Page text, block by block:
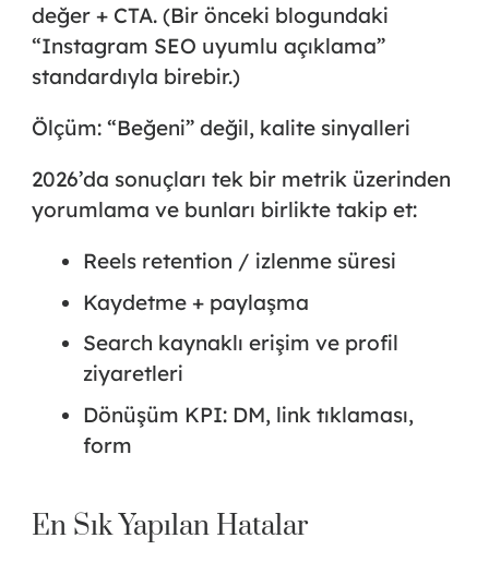
değer + CTA. (Bir önceki blogundaki
“Instagram SEO uyumlu açıklama”
standardıyla birebir.)
Ölçüm: “Beğeni” değil, kalite sinyalleri
2026’da sonuçları tek bir metrik üzerinden
yorumlama ve bunları birlikte takip et:
Reels retention / izlenme süresi
Kaydetme + paylaşma
Search kaynaklı erişim ve profil
ziyaretleri
Dönüşüm KPI: DM, link tıklaması,
form
En Sık Yapılan Hatalar